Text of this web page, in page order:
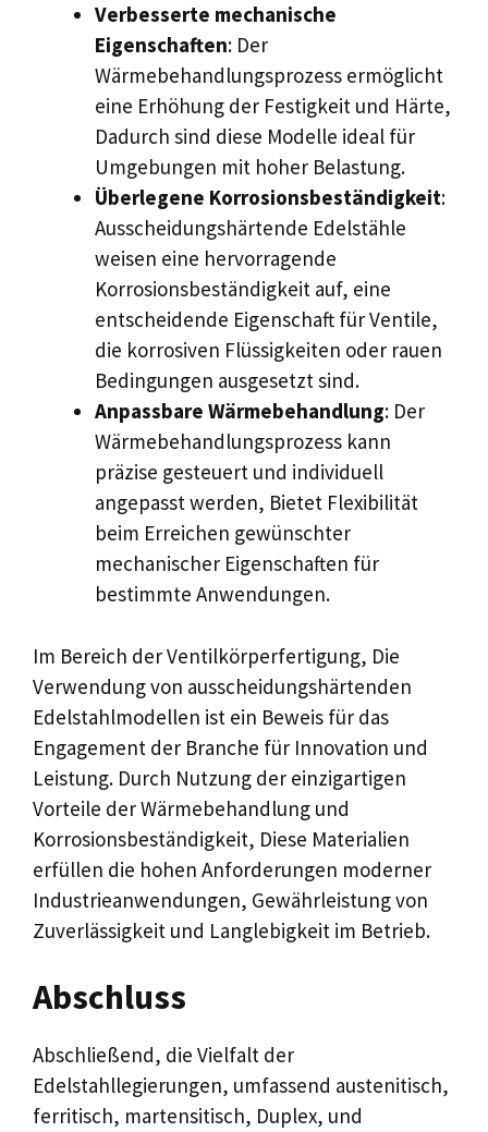
Verbesserte mechanische
Eigenschaften: Der
Wärmebehandlungsprozess ermöglicht
eine Erhöhung der Festigkeit und Härte,
Dadurch sind diese Modelle ideal für
Umgebungen mit hoher Belastung.
Überlegene Korrosionsbeständigkeit:
Ausscheidungshärtende Edelstähle
weisen eine hervorragende
Korrosionsbeständigkeit auf, eine
entscheidende Eigenschaft für Ventile,
die korrosiven Flüssigkeiten oder rauen
Bedingungen ausgesetzt sind.
Anpassbare Wärmebehandlung: Der
Wärmebehandlungsprozess kann
präzise gesteuert und individuell
angepasst werden, Bietet Flexibilität
beim Erreichen gewünschter
mechanischer Eigenschaften für
bestimmte Anwendungen.
Im Bereich der Ventilkörperfertigung, Die
Verwendung von ausscheidungshärtenden
Edelstahlmodellen ist ein Beweis für das
Engagement der Branche für Innovation und
Leistung. Durch Nutzung der einzigartigen
Vorteile der Wärmebehandlung und
Korrosionsbeständigkeit, Diese Materialien
erfüllen die hohen Anforderungen moderner
Industrieanwendungen, Gewährleistung von
Zuverlässigkeit und Langlebigkeit im Betrieb.
Abschluss
Abschließend, die Vielfalt der
Edelstahllegierungen, umfassend austenitisch,
ferritisch, martensitisch, Duplex, und